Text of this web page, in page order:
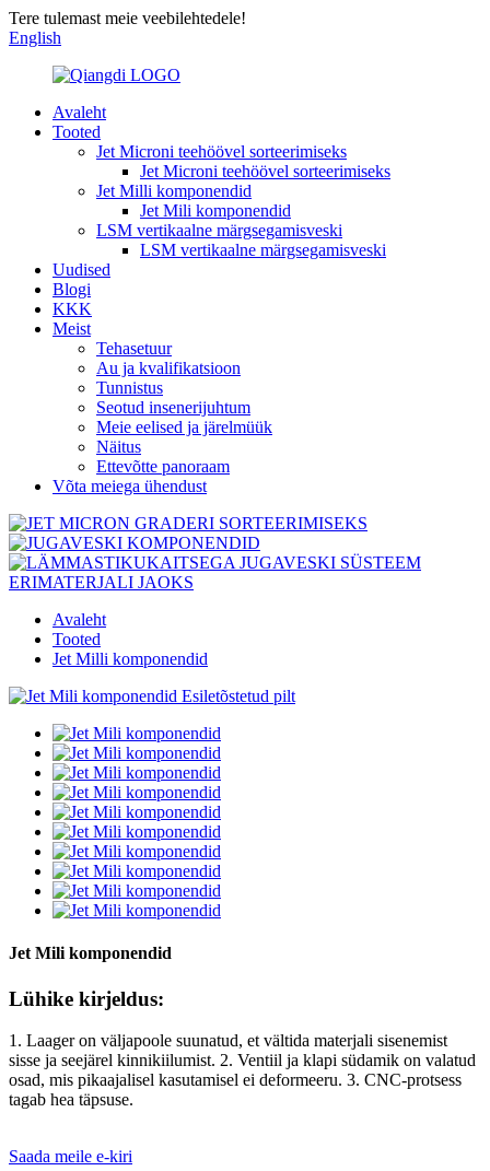
Tere tulemast meie veebilehtedele!
English
Avaleht
Tooted
Jet Microni teehöövel sorteerimiseks
Jet Microni teehöövel sorteerimiseks
Jet Milli komponendid
Jet Mili komponendid
LSM vertikaalne märgsegamisveski
LSM vertikaalne märgsegamisveski
Uudised
Blogi
KKK
Meist
Tehasetuur
Au ja kvalifikatsioon
Tunnistus
Seotud insenerijuhtum
Meie eelised ja järelmüük
Näitus
Ettevõtte panoraam
Võta meiega ühendust
Avaleht
Tooted
Jet Milli komponendid
Jet Mili komponendid
Lühike kirjeldus:
1. Laager on väljapoole suunatud, et vältida materjali sisenemist
sisse ja seejärel kinnikiilumist. 2. Ventiil ja klapi südamik on valatud
osad, mis pikaajalisel kasutamisel ei deformeeru. 3. CNC-protsess
tagab hea täpsuse.
Saada meile e-kiri